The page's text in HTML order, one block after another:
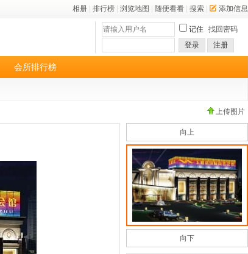
相册 排行榜 浏览地图 随便看看 搜索 添加信息
记住 找回密码
登录
注册
会所排行榜
上传图片
向上
向下